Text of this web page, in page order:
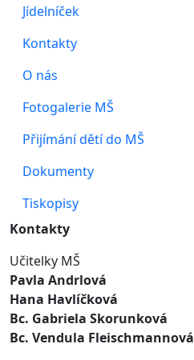
Jídelníček
Kontakty
O nás
Fotogalerie MŠ
Přijímání dětí do MŠ
Dokumenty
Tiskopisy
Kontakty
Učitelky MŠ
Pavla Andrlová
Hana Havlíčková
Bc. Gabriela Skorunková
Bc. Vendula Fleischmannová